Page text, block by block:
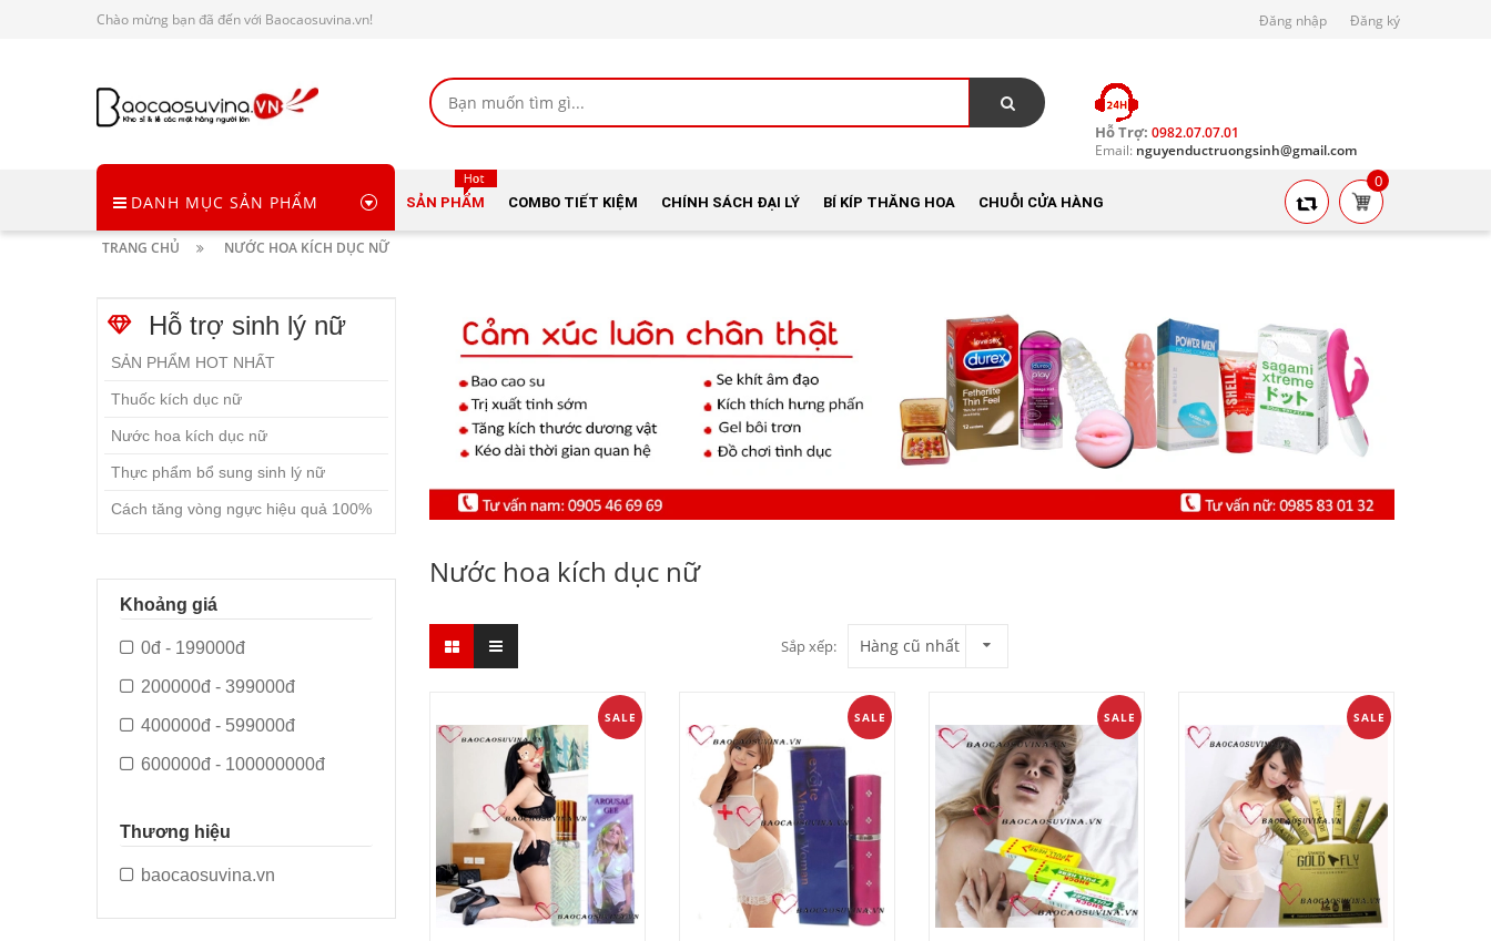
Chào mừng bạn đã đến với Baocaosuvina.vn! Đăng nhập Đăng ký
Hỗ Trợ: 0982.07.07.01
Email: nguyenductruongsinh@gmail.com
DANH MỤC SẢN PHẨM SẢN PHẨM COMBO TIẾT KIỆM CHÍNH SÁCH ĐẠI LÝ BÍ KÍP THĂNG HOA CHUỖI CỬA HÀNG
0
TRANG CHỦ NƯỚC HOA KÍCH DỤC NỮ
Nước hoa kích dục nữ
Sắp xếp: Hàng cũ nhất
SALE SALE SALE SALE
Hỗ trợ sinh lý nữ
SẢN PHẨM HOT NHẤT
Thuốc kích dục nữ
Nước hoa kích dục nữ
Thực phẩm bổ sung sinh lý nữ
Cách tăng vòng ngực hiệu quả 100%
Khoảng giá
0đ - 199000đ
200000đ - 399000đ
400000đ - 599000đ
600000đ - 100000000đ
Thương hiệu
baocaosuvina.vn